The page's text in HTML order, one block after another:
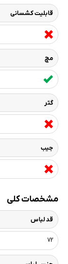
قابلیت کشسانی
مچ
گتر
جیب
مشخصات کلی
قد لباس
72